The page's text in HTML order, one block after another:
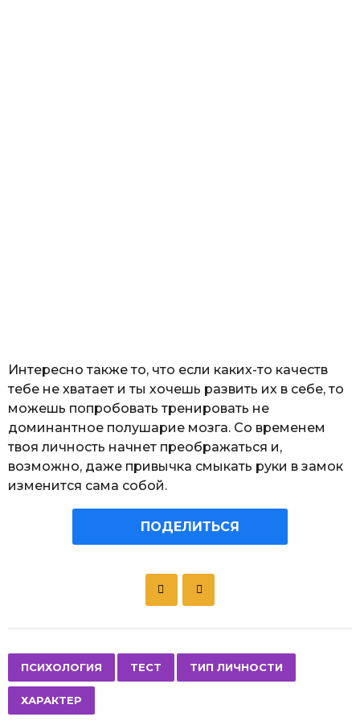
Интересно также то, что если каких-то качеств
тебе не хватает и ты хочешь развить их в себе, то
можешь попробовать тренировать не
доминантное полушарие мозга. Со временем
твоя личность начнет преображаться и,
возможно, даже привычка смыкать руки в замок
изменится сама собой.
ПОДЕЛИТЬСЯ
a
g
ПСИХОЛОГИЯ ТЕСТ ТИП ЛИЧНОСТИ
ХАРАКТЕР